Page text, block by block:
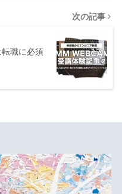
次の記事
職に必須